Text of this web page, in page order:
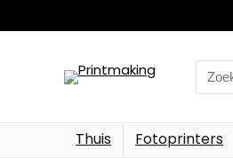
Search
for:
Thuis Fotoprinters